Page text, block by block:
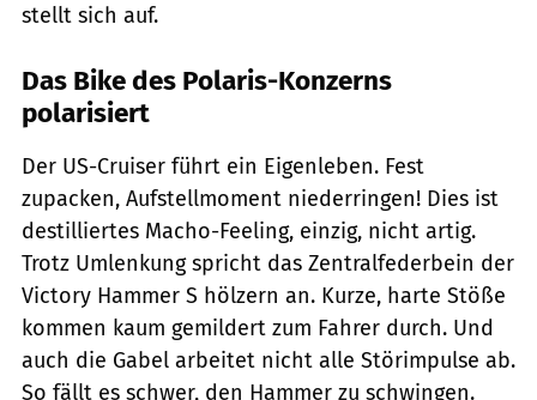
stellt sich auf.
Das Bike des Polaris-Konzerns
polarisiert
Der US-Cruiser führt ein Eigenleben. Fest
zupacken, Aufstellmoment niederringen! Dies ist
destilliertes Macho-Feeling, einzig, nicht artig.
Trotz Umlenkung spricht das Zentralfederbein der
Victory Hammer S hölzern an. Kurze, harte Stöße
kommen kaum gemildert zum Fahrer durch. Und
auch die Gabel arbeitet nicht alle Störimpulse ab.
So fällt es schwer, den Hammer zu schwingen.